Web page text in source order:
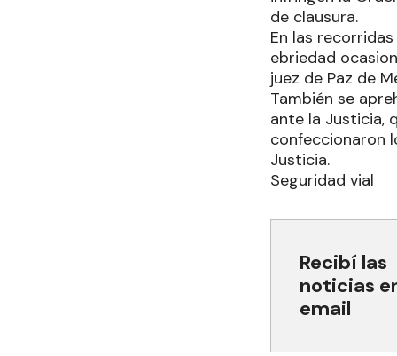
de clausura.
En las
ebriedad
juez de Paz de
También se
ante la Justicia,
confeccionaron
Justicia.
Seguridad vial
Recibí las
noticias
email